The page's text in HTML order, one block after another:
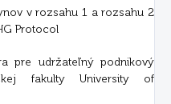
v rozsahu 1 a rozsahu 2
Protocol
pre udržateľný podnikový
fakulty University of